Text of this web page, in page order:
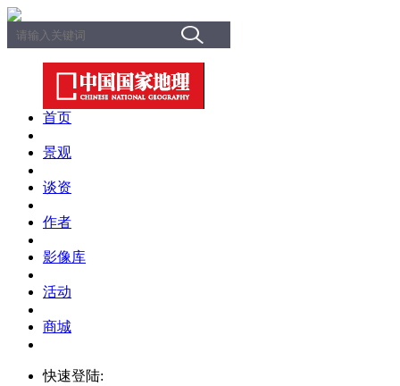
首页
景观
谈资
作者
影像库
活动
商城
快速登陆: